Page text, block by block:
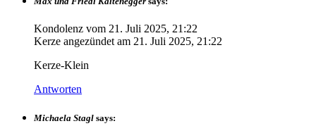
Kondolenz vom 21. Juli 2025, 21:22
Kerze angezündet am 21. Juli 2025, 21:22
Kerze-Klein
Antworten
Michaela Stagl says: